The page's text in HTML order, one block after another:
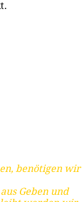
benötigen wir
Geben und